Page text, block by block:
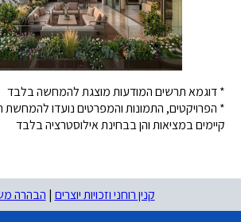
* דוגמא תרשים המודעות מוצגת להמחשה בלבד
* הפרויקטים, התמונות והמפרטים נועדו להמחשת
קיימים במציאות והן בבחינת אילוסטרציה בלבד
קנין רוחני וזכויות יוצרים | הבהרה